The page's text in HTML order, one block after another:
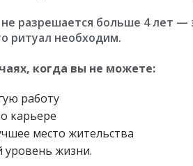
не разрешается больше 4 лет —
ритуал необходим.
когда вы не можете:
работу
карьере
место жительства
жизни.